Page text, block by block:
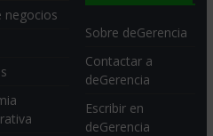
negocios
Sobre deGerencia
Contactar a
deGerencia
Escribir en
deGerencia